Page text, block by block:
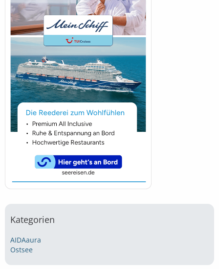
Kategorien
AIDAaura
Ostsee